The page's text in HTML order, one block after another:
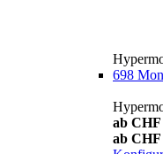
698
ab CHF
ab